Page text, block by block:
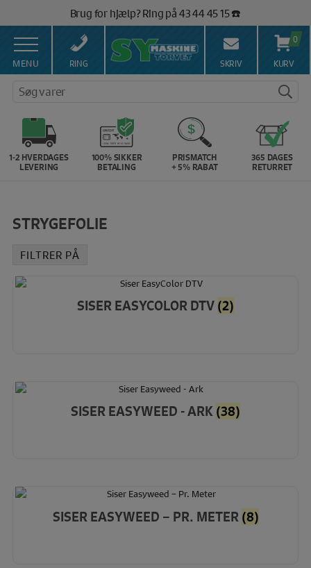
indholdet
Brug for hjælp? Ring på 43 44 45 15 ☎️
Vi matcher alle danske priser 💰
MENU RING SKRIV
0
KURV
Søg varer
1-2 HVERDAGES
LEVERING
100% SIKKER
BETALING
PRISMATCH
+ 5% RABAT
365 DAGES
RETURRET
STRYGEFOLIE
FILTRER PÅ
SISER EASYCOLOR DTV (2)
SISER EASYWEED - ARK (38)
SISER EASYWEED – PR. METER (8)